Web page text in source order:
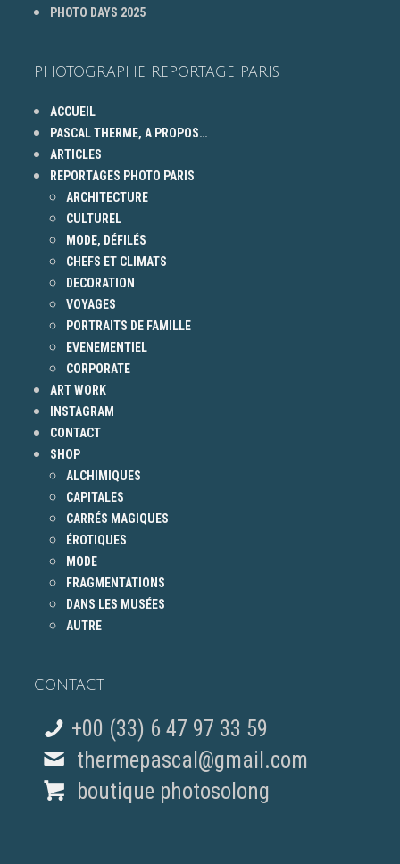
PHOTO DAYS 2025
PHOTOGRAPHE REPORTAGE PARIS
ACCUEIL
PASCAL THERME, A PROPOS…
ARTICLES
REPORTAGES PHOTO PARIS
ARCHITECTURE
CULTUREL
MODE, DÉFILÉS
CHEFS ET CLIMATS
DECORATION
VOYAGES
PORTRAITS DE FAMILLE
EVENEMENTIEL
CORPORATE
ART WORK
INSTAGRAM
CONTACT
SHOP
ALCHIMIQUES
CAPITALES
CARRÉS MAGIQUES
ÉROTIQUES
MODE
FRAGMENTATIONS
DANS LES MUSÉES
AUTRE
CONTACT
+00 (33) 6 47 97 33 59
thermepascal@gmail.com
boutique photosolong